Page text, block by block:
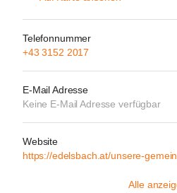
Telefonnummer
+43 3152 2017
E-Mail Adresse
Keine E-Mail Adresse verfügbar
Website
Alle